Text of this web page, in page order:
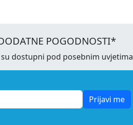
POGODNOSTI*
dostupni pod posebnim uvjetima
Prijavi me